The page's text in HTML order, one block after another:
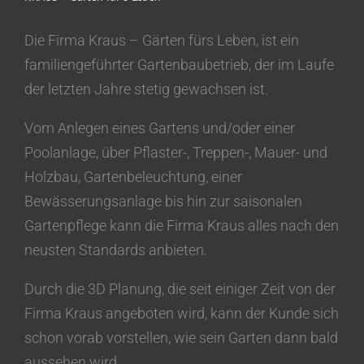
Die Firma Kraus – Gärten fürs Leben, ist ein
familiengeführter Gartenbaubetrieb, der im Laufe
der letzten Jahre stetig gewachsen ist.
Vom Anlegen eines Gartens und/oder einer
Poolanlage, über Pflaster-, Treppen-, Mauer- und
Holzbau, Gartenbeleuchtung, einer
Bewässerungsanlage bis hin zur saisonalen
Gartenpflege kann die Firma Kraus alles nach den
neusten Standards anbieten.
Durch die 3D Planung, die seit einiger Zeit von der
Firma Kraus angeboten wird, kann der Kunde sich
schon vorab vorstellen, wie sein Garten dann bald